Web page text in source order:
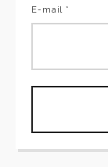
E-mail *